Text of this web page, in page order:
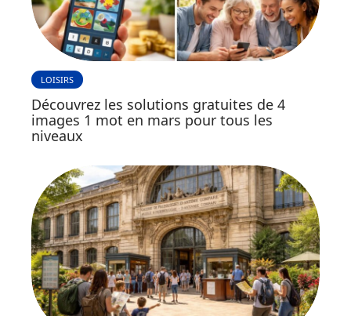
LOISIRS
Découvrez les solutions gratuites de 4
images 1 mot en mars pour tous les
niveaux